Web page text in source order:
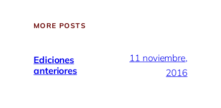
MORE POSTS
Ediciones
anteriores
11 noviembre,
2016